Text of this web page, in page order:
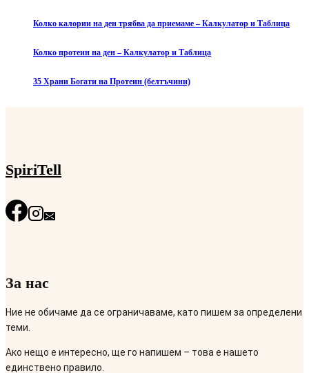
Колко калории на ден трябва да приемаме – Калкулатор и Таблица
Колко протеин на ден – Калкулатор и Таблица
35 Храни Богати на Протеин (белтъчини)
SpiriTell
За нас
Ние не обичаме да се ограничаваме, като пишем за определени
теми.
Ако нещо е интересно, ще го напишем – това е нашето
единствено правило.